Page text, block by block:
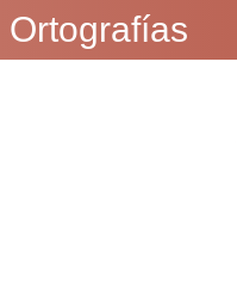
Ortografías